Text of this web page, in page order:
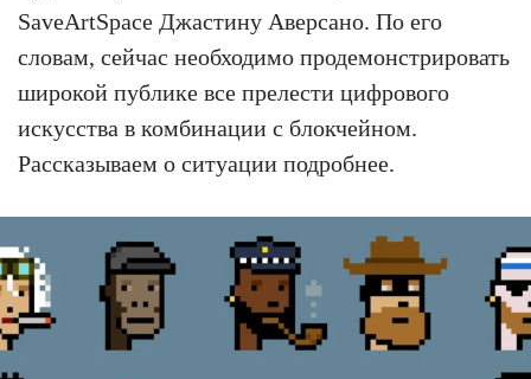
SaveArtSpace Джастину Аверсано. По его
словам, сейчас необходимо продемонстрировать
широкой публике все прелести цифрового
искусства в комбинации с блокчейном.
Рассказываем о ситуации подробнее.